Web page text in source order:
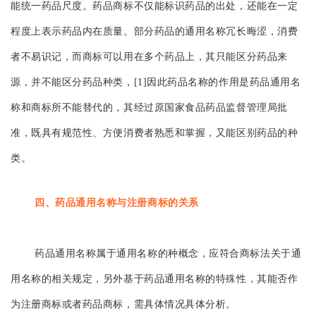
能统一药品尺度。药品商标不仅能标识药品的出处，还能在一定
程度上表示药品内在质量。部分药品的通用名 称冗长晦涩，消费
者不易识记，而商标可以用在多个药品上，其只能区分药品来
源，并不能区分药品种类，[1]因此药品名称的作用是药品通用名
称和商标所不能替代的，其经过原国家食品药品监督管理局批
准，既具有规范性、方便消费者熟悉和掌握，又能区别药品的种
类。
四、药品通用名称与注册商标的关系
药品通用名称属于通用名称的种概念，应符合商标法关于通
用名称的相关规定，另外基于药品通用名称的特殊性，其能否作
为注册商标或者药品商标，需具体情况具体分析。